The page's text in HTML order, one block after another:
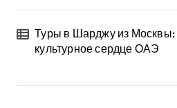
Туры в Шарджу из Москвы:
культурное сердце ОАЭ